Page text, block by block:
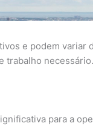
e podem variar
trabalho
para a